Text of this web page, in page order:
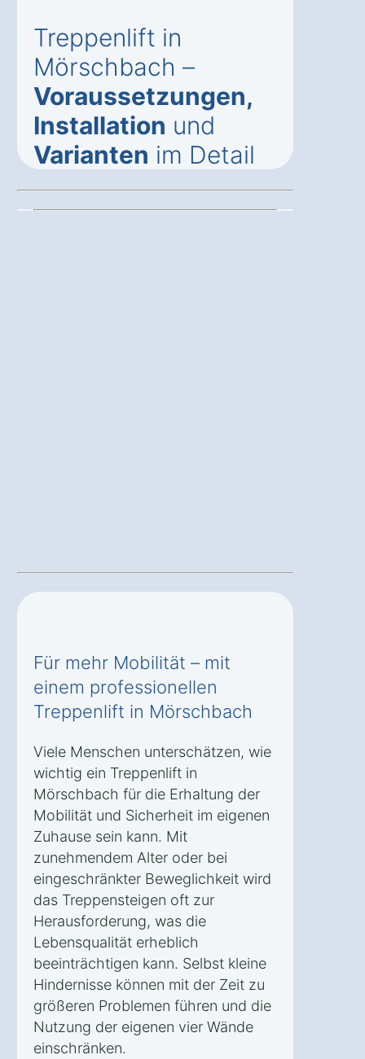
Treppenlift in
Mörschbach –
Voraussetzungen,
Installation und
Varianten im Detail
Für mehr Mobilität – mit
einem professionellen
Treppenlift in Mörschbach
Viele Menschen unterschätzen, wie
wichtig ein Treppenlift in
Mörschbach für die Erhaltung der
Mobilität und Sicherheit im eigenen
Zuhause sein kann. Mit
zunehmendem Alter oder bei
eingeschränkter Beweglichkeit wird
das Treppensteigen oft zur
Herausforderung, was die
Lebensqualität erheblich
beeinträchtigen kann. Selbst kleine
Hindernisse können mit der Zeit zu
größeren Problemen führen und die
Nutzung der eigenen vier Wände
einschränken.